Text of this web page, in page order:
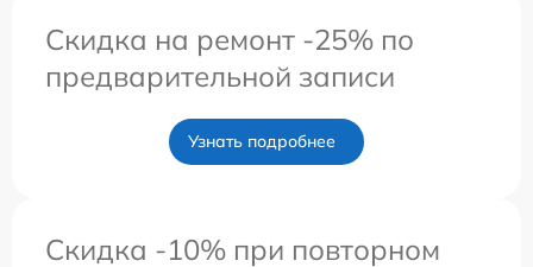
Скидка на ремонт -25% по
предварительной записи
Узнать подробнее
Скидка -10% при повторном